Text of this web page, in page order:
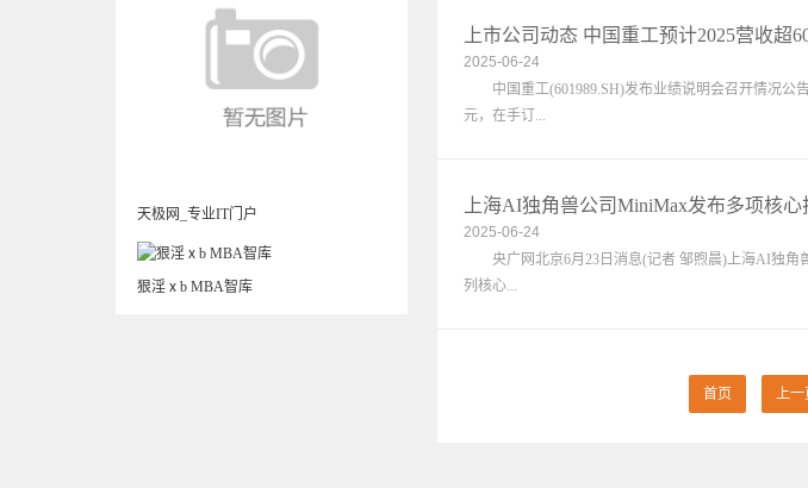
天极网_专业IT门户
狠淫ⅹb MBA智库
上市公司动态 中国重工预计2025营收超
2025-06-24
中国重工(601989.SH)发布业绩说明会召开情况公告
元，在手订...
上海AI独角兽公司MiniMax发布多项核
2025-06-24
央广网北京6月23日消息(记者 邹煦晨)上海AI独角
列核心...
首页 上一